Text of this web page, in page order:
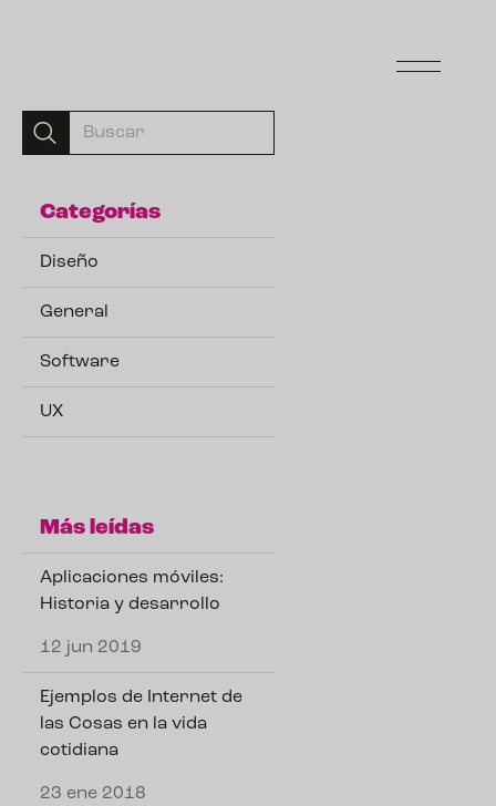
Categorías
Diseño
General
Software
UX
Más leídas
Aplicaciones móviles:
Historia y desarrollo
12 jun 2019
Ejemplos de Internet de
las Cosas en la vida
cotidiana
23 ene 2018